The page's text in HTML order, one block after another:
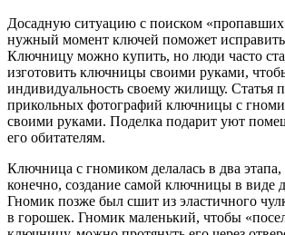
Досадную ситуацию с поиском
нужный момент ключей поможет
Ключницу можно купить, но люди часто
изготовить ключницы своими руками,
индивидуальность своему жилищу. Статья
прикольных фотографий ключницы с
своими руками. Поделка подарит уют
его обитателям.
Ключница с гномиком делалась в два
конечно, создание самой ключницы в виде
Гномик позже был сшит из эластичного
в горошек. Гномик маленький, чтобы